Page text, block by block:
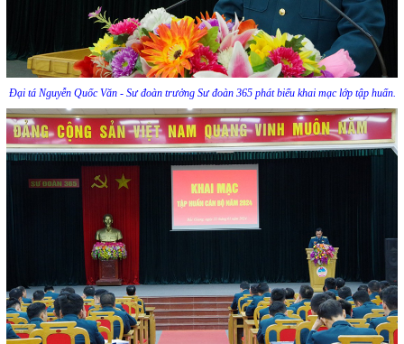
Đại tá Nguyễn Quốc Văn - Sư đoàn trưởng Sư đoàn 365 phát biểu khai mạc lớp tập huấn.